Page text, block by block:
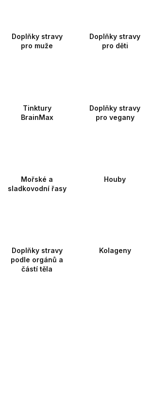
Doplňky stravy
pro muže
Doplňky stravy
pro děti
Tinktury
BrainMax
Doplňky stravy
pro vegany
Mořské a
sladkovodní řasy
Houby
Doplňky stravy
podle orgánů a
částí těla
Kolageny